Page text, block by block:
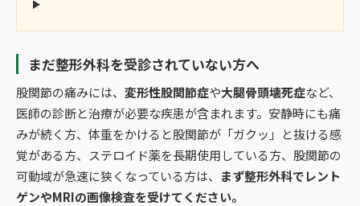
まだ整形外科を受診されていない方へ
股関節の痛みには、 変形性股関節症や大腿骨頭壊死症など、
医師の診断と治療が必要な疾患が含まれます。安静時にも痛
みが続く方、体重をかけると股関節が「ガクッ」と抜ける感
覚がある方、ステロイド薬を長期使用している方、股関節の
可動域が急速に狭くなっている方は、 まず整形外科でレント
ゲンやMRIの画像検査を受けてください。